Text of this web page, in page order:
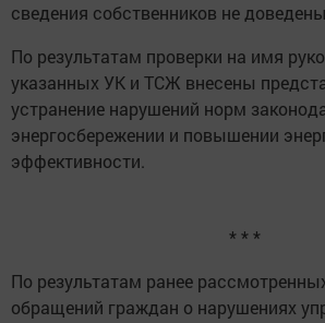
сведения собственников не
По результатам проверки на имя
указанных УК и ТСЖ внесены
устранение нарушений норм
энергосбережении и повышении
эффективности.
* * *
По результатам ранее
обращений граждан о нарушениях